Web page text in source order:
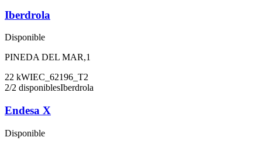
Iberdrola
Disponible
PINEDA DEL MAR,1
22 kWIEC_62196_T2
2/2 disponiblesIberdrola
Endesa X
Disponible